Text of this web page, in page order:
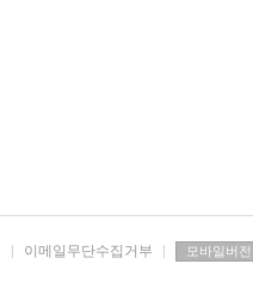
이메일무단수집거부 모바일버전